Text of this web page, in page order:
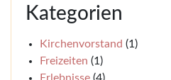
Kategorien
Kirchenvorstand (1)
Freizeiten (1)